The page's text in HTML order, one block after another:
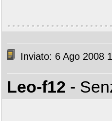
Inviato: 6 Ago 2008
Leo-f12 -